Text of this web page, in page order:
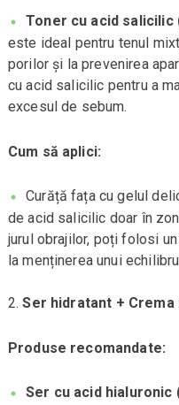
Toner cu acid salicilic
este ideal pentru tenul
porilor și la prevenirea
cu acid salicilic pentru a
excesul de sebum.
Cum să aplici:
Curăță fața cu gelul
de acid salicilic doar în
jurul obrajilor, poți folosi
la menținerea unui
Ser hidratant +
Produse recomandate:
Ser cu acid